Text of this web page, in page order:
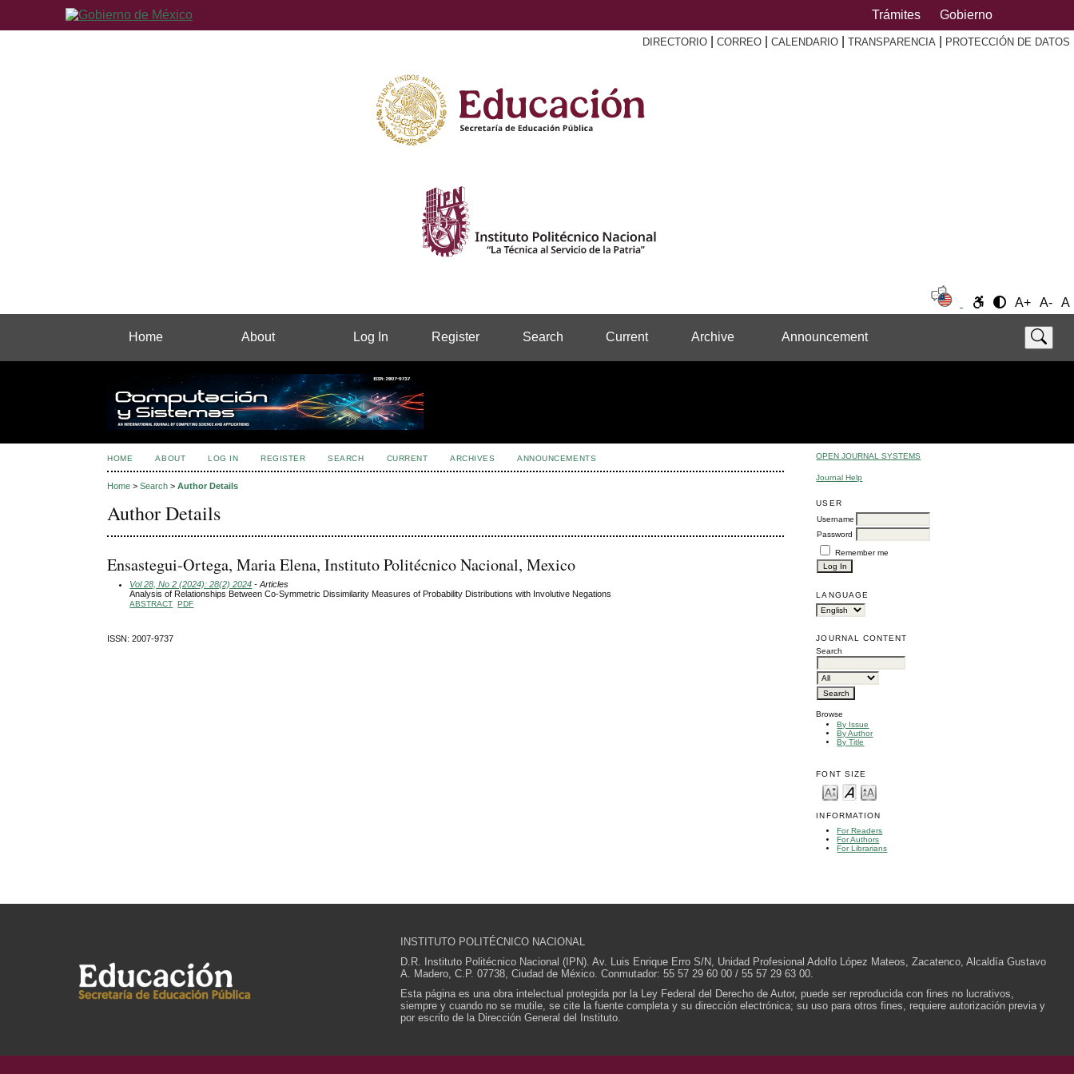
Trámites Gobierno
DIRECTORIO CORREO CALENDARIO TRANSPARENCIA PROTECCIÓN DE DATOS
A+ A- A
Home About Log In Register Search Current Archive Announcement
OPEN JOURNAL SYSTEMS
Journal Help
USER
Username
Password
Remember me
LANGUAGE
JOURNAL CONTENT
Search
Browse
By Issue
By Author
By Title
FONT SIZE
INFORMATION
For Readers
For Authors
For Librarians
HOME ABOUT LOG IN REGISTER SEARCH CURRENT ARCHIVES ANNOUNCEMENTS
Home >Search >Author Details
Author Details
Ensastegui-Ortega, Maria Elena, Instituto Politécnico Nacional, Mexico
Vol 28, No 2 (2024): 28(2) 2024 - Articles
Analysis of Relationships Between Co-Symmetric Dissimilarity Measures of Probability Distributions with Involutive Negations
ABSTRACT PDF
ISSN: 2007-9737
INSTITUTO POLITÉCNICO NACIONAL
D.R. Instituto Politécnico Nacional (IPN). Av. Luis Enrique Erro S/N, Unidad Profesional Adolfo López Mateos, Zacatenco, Alcaldía Gustavo
A. Madero, C.P. 07738, Ciudad de México. Conmutador: 55 57 29 60 00 / 55 57 29 63 00.
Esta página es una obra intelectual protegida por la Ley Federal del Derecho de Autor, puede ser reproducida con fines no lucrativos,
siempre y cuando no se mutile, se cite la fuente completa y su dirección electrónica; su uso para otros fines, requiere autorización previa y
por escrito de la Dirección General del Instituto.